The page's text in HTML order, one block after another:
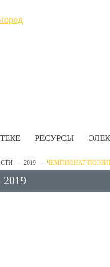
РЕСУРСЫ
2019 ЧЕМПИОНАТ